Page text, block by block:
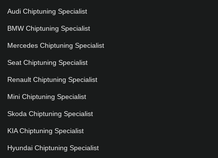
Audi Chiptuning Specialist
BMW Chiptuning Specialist
Mercedes Chiptuning Specialist
Seat Chiptuning Specialist
Renault Chiptuning Specialist
Mini Chiptuning Specialist
Skoda Chiptuning Specialist
KIA Chiptuning Specialist
Hyundai Chiptuning Specialist